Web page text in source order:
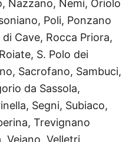
Nazzano, Nemi, Oriolo
Poli, Ponzano
Cave, Rocca Priora,
S. Polo dei
Sacrofano, Sambuci,
da Sassola,
Segni, Subiaco,
Trevignano
Vejano, Velletri,